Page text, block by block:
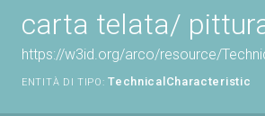
carta telata/
https://w3id.org/arco/resource/
ENTITÀ DI TIPO: TechnicalCharacteristic